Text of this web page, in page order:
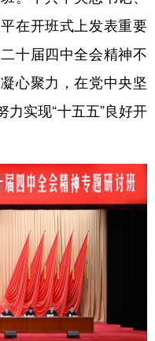
在开班式上发表重要
十届四中全会精神不
心聚力，在党中央坚
实现“十五五”良好开